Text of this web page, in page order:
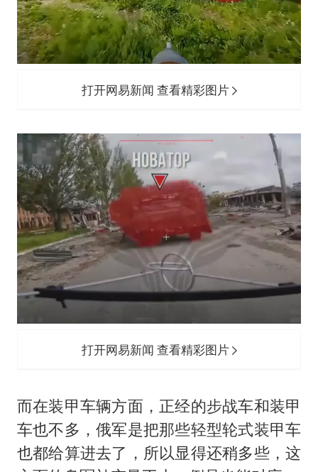
打开网易新闻 查看精彩图片
打开网易新闻 查看精彩图片
而在装甲车辆方面，正经的步战车和装甲
车也不多，俄军是把那些轻型轮式装甲车
也都给算进去了，所以显得还稍多些，这